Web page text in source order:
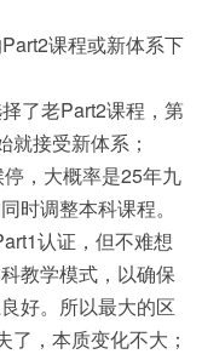
课程或新体系下
了老Part2课程，第
就接受新体系；
，大概率是25年九
时调整本科课程。
认证，但不难想
教学模式，以确保
好。所以最大的区
了，本质变化不大；